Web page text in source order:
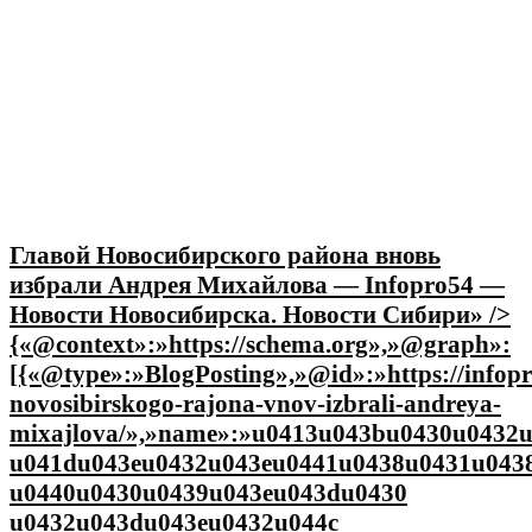
Главой Новосибирского района вновь
избрали Андрея Михайлова — Infopro54 —
Новости Новосибирска. Новости Сибири» />
{«@context»:»https://schema.org»,»@graph»:
[{«@type»:»BlogPosting»,»@id»:»https://
novosibirskogo-rajona-vnov-izbrali-andreya-
mixajlova/
u0440u0430u0439u043eu043du0430
u0432u043du043eu0432u044c